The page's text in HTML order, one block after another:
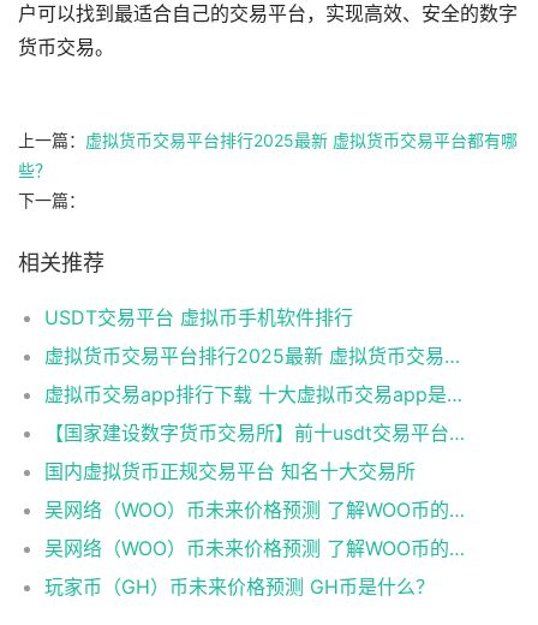
户可以找到最适合自己的交易平台，实现高效、安全的数字
货币交易。
上一篇： 虚拟货币交易平台排行2025最新 虚拟货币交易平台都有哪
些？
下一篇：
相关推荐
USDT交易平台 虚拟币手机软件排行
虚拟货币交易平台排行2025最新 虚拟货币交易平台都有哪些？
虚拟币交易app排行下载 十大虚拟币交易app是哪些？
【国家建设数字货币交易所】前十usdt交易平台榜单一览
国内虚拟货币正规交易平台 知名十大交易所
吴网络（WOO）币未来价格预测 了解WOO币的潜力与前景如何？
吴网络（WOO）币未来价格预测 了解WOO币的潜力与前景如何？
玩家币（GH）币未来价格预测 GH币是什么？